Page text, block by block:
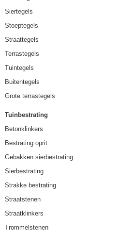
Siertegels
Stoeptegels
Straattegels
Terrastegels
Tuintegels
Buitentegels
Grote terrastegels
Tuinbestrating
Betonklinkers
Bestrating oprit
Gebakken sierbestrating
Sierbestrating
Strakke bestrating
Straatstenen
Straatklinkers
Trommelstenen